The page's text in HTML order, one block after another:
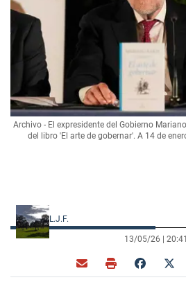
Archivo - El expresidente del Gobierno
del libro 'El arte de gobernar'. A 14 de
L.J.F.
13/05/26 | 20:41